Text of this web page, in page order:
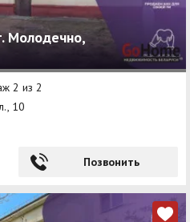
Молодечно,
2 из 2
10
Позвонить